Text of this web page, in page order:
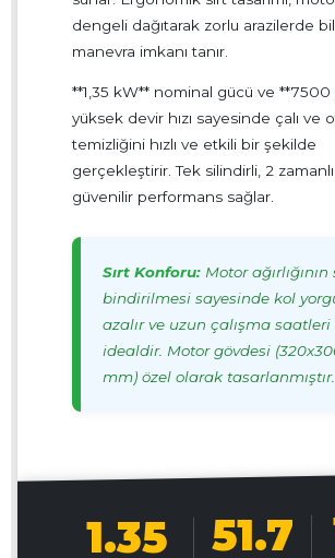
dengeli dağıtarak zorlu arazilerde
manevra imkanı tanır.
**1,35 kW** nominal gücü ve **7500
yüksek devir hızı sayesinde çalı ve
temizliğini hızlı ve etkili bir şekilde
gerçekleştirir. Tek silindirli, 2
güvenilir performans sağlar.
Sırt Konforu: Motor ağırlığının
bindirilmesi sayesinde kol
azalır ve uzun çalışma
idealdir. Motor gövdesi
mm) özel olarak tasarlanmıştır.
1.35
51.7